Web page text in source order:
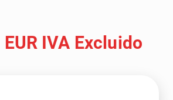
IVA Excluido